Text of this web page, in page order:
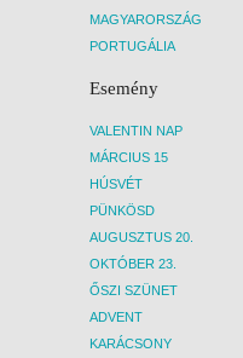
MAGYARORSZÁG
PORTUGÁLIA
Esemény
VALENTIN NAP
MÁRCIUS 15
HÚSVÉT
PÜNKÖSD
AUGUSZTUS 20.
OKTÓBER 23.
ŐSZI SZÜNET
ADVENT
KARÁCSONY